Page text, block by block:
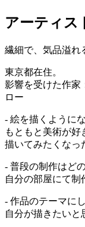
アーティス
繊細で、気品溢れ
東京都在住。
影響を受けた作家
ロー
- 絵を描くように
もともと美術が
描いてみたくなっ
- 普段の制作はど
自分の部屋にて制
- 作品のテーマに
自分が描きたいと